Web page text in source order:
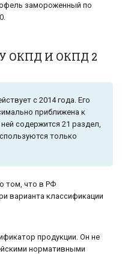
замороженный по
ОКПД И ОКПД 2
с 2014 года. Его
приближена к
содержится 21 раздел,
только
том, что в РФ
варианта классификации
продукции. Он не
нормативными